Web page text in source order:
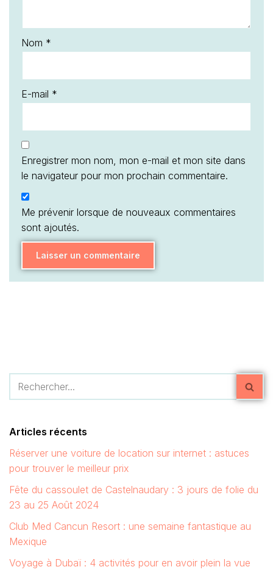
Nom *
E-mail *
Enregistrer mon nom, mon e-mail et mon site dans
le navigateur pour mon prochain commentaire.
Me prévenir lorsque de nouveaux commentaires
sont ajoutés.
Articles récents
Réserver une voiture de location sur internet : astuces
pour trouver le meilleur prix
Fête du cassoulet de Castelnaudary : 3 jours de folie du
23 au 25 Août 2024
Club Med Cancun Resort : une semaine fantastique au
Mexique
Voyage à Dubaï : 4 activités pour en avoir plein la vue